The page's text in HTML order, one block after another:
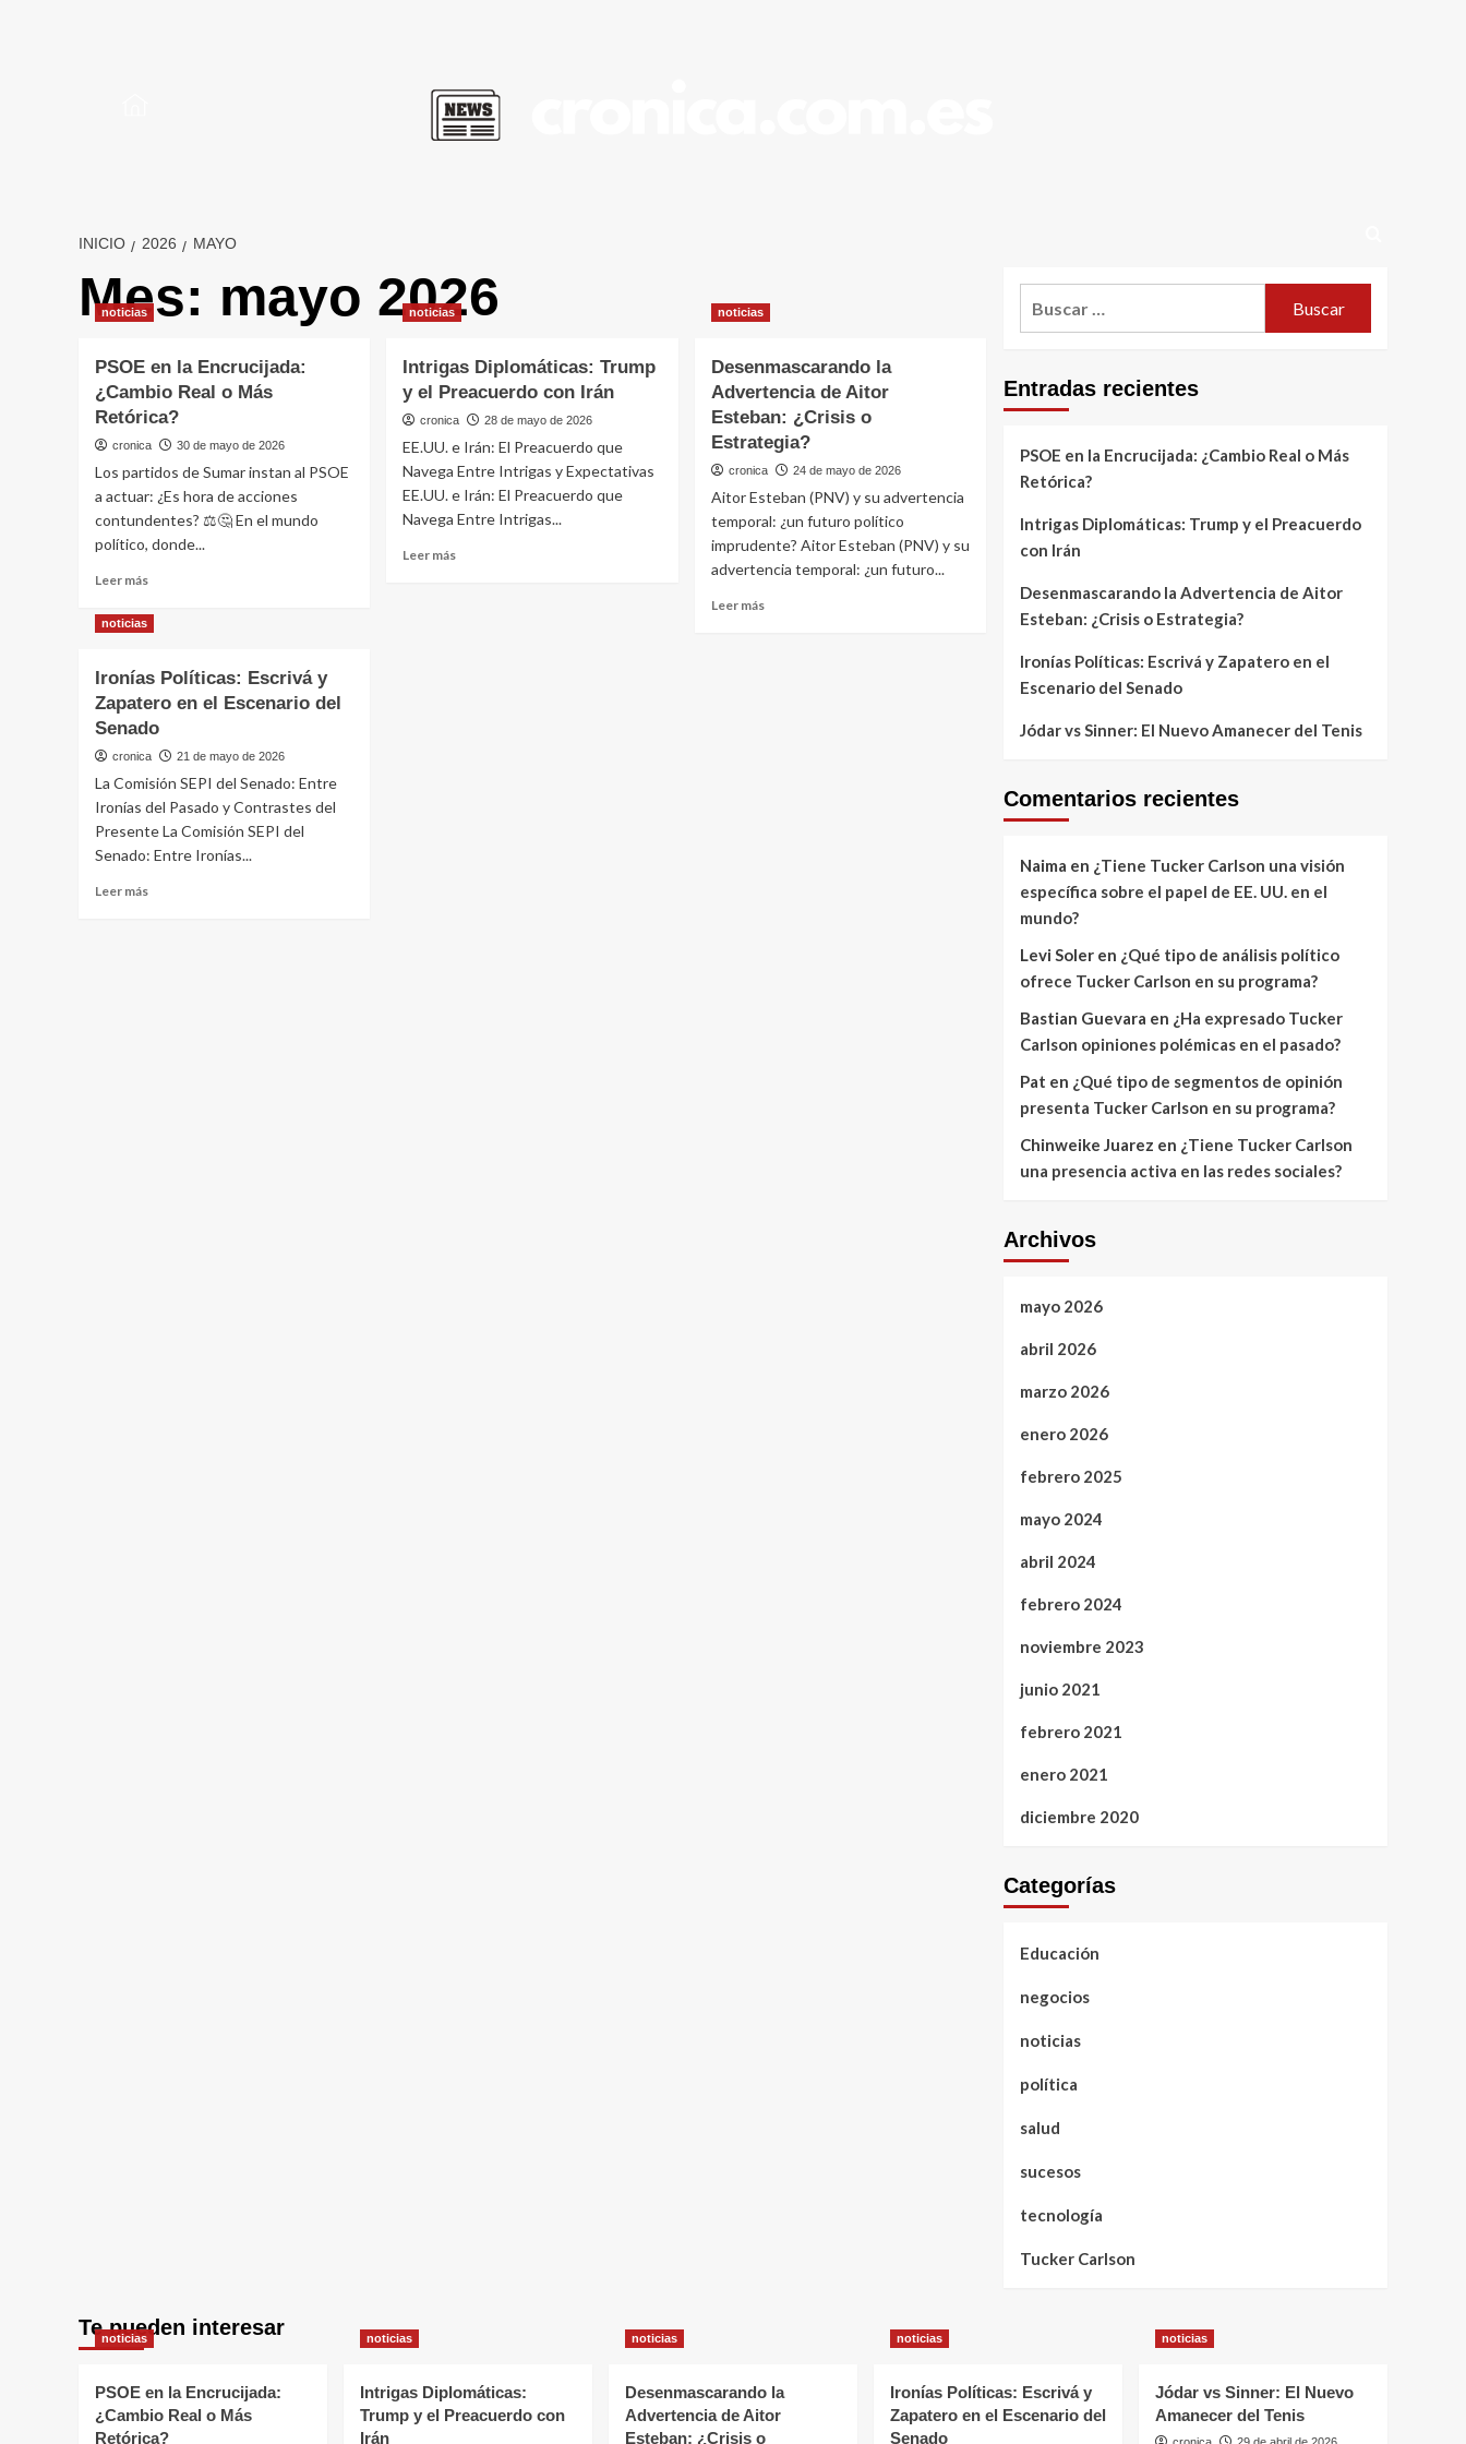
INICIO 2026 MAYO
Mes: mayo 2026
noticias
PSOE en la Encrucijada:
¿Cambio Real o Más
Retórica?
cronica 30 de mayo de 2026
Los partidos de Sumar instan al PSOE
a actuar: ¿Es hora de acciones
contundentes? ⚖️🤔 En el mundo
político, donde...
Leer más
sobre
la
Encrucijada:
¿Cambio
o
Más
Retórica?
noticias
Intrigas Diplomáticas: Trump
y el Preacuerdo con Irán
cronica 28 de mayo de 2026
EE.UU. e Irán: El Preacuerdo que
Navega Entre Intrigas y Expectativas
EE.UU. e Irán: El Preacuerdo que
Navega Entre Intrigas...
Leer más
noticias
Desenmascarando la
Advertencia de Aitor
Esteban: ¿Crisis o
Estrategia?
cronica 24 de mayo de 2026
Aitor Esteban (PNV) y su advertencia
temporal: ¿un futuro político
imprudente? Aitor Esteban (PNV) y su
advertencia temporal: ¿un futuro...
Leer másLeer
noticias
Ironías Políticas: Escrivá y
Zapatero en el Escenario del
Senado
cronica 21 de mayo de 2026
La Comisión SEPI del Senado: Entre
Ironías del Pasado y Contrastes del
Presente La Comisión SEPI del
Senado: Entre Ironías...
Leer más
Entradas recientes
PSOE en la Encrucijada: ¿Cambio Real o Más
Retórica?
Intrigas Diplomáticas: Trump y el Preacuerdo
con Irán
Desenmascarando la Advertencia de Aitor
Esteban: ¿Crisis o Estrategia?
Ironías Políticas: Escrivá y Zapatero en el
Escenario del Senado
Jódar vs Sinner: El Nuevo Amanecer del Tenis
Comentarios recientes
Naima en ¿Tiene Tucker Carlson una visión
específica sobre el papel de EE. UU. en el
mundo?
Levi Soleren ¿Qué tipo de análisis político
ofrece Tucker Carlson en su programa?
Bastian Guevara en ¿Ha expresado Tucker
Carlson opiniones polémicas en el pasado?
Pat en ¿Qué tipo de segmentos de opinión
presenta Tucker Carlson en su programa?
Chinweike Juarez en ¿Tiene Tucker Carlson
una presencia activa en las redes sociales?
Archivos
mayo 2026
abril 2026
marzo 2026
enero 2026
febrero 2025
mayo 2024
abril 2024
febrero 2024
noviembre 2023
junio 2021
febrero 2021
enero 2021
diciembre 2020
Categorías
Educación
negocios
noticias
política
salud
sucesos
tecnología
Tucker Carlson
Te pueden interesar
noticias
PSOE en la Encrucijada:
¿Cambio Real o Más
Retórica?
noticias
Intrigas Diplomáticas:
Trump y el Preacuerdo con
Irán
noticias
Desenmascarando la
Advertencia de Aitor
Esteban: ¿Crisis o
noticias
Ironías Políticas: Escrivá y
Zapatero en el Escenario del
Senado
noticias
Jódar vs Sinner: El Nuevo
Amanecer del Tenis